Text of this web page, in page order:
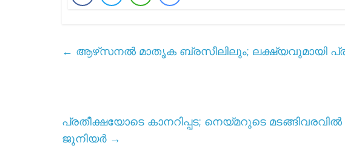
← ആഴ്‌സനൽ മാതൃക ബ്രസീലിലും; ലക്ഷ്യവുമായി
പ്രതീക്ഷയോടെ കാനറിപ്പട; നെയ്മറുടെ
ജൂനിയർ →